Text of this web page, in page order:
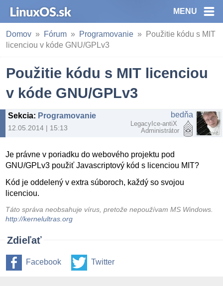
MENU
Domov Fórum Programovanie
Použitie kódu s MIT
licenciou v kóde GNU/GPLv3
Použitie kódu s MIT licenciou
v kóde GNU/GPLv3
Sekcia: Programovanie
12.05.2014 | 15:13
bedňa
LegacyIce-antiX
Administrátor
Je právne v poriadku do webového projektu pod
GNU/GPLv3 použiť Javascriptový kód s licenciou MIT?
Kód je oddelený v extra súboroch, každý so svojou
licenciou.
Táto správa neobsahuje vírus, pretože nepoužívam MS Windows.
http://kernelultras.org
Zdieľať
Facebook Twitter